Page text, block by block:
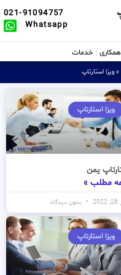
021-91094757
Whatsapp
خدمات
» ویزا استارتاپ
ویزا استارتاپ
یمن
مطلب »
بدون دیدگاه
ویزا استارتاپ